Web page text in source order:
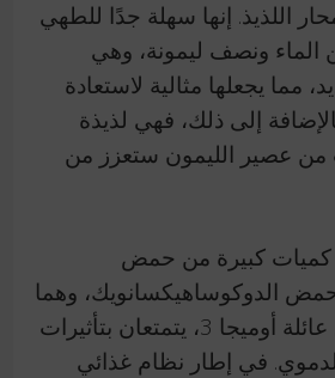
اللذيذ. إنها سهلة جدًا للطهي
الماء ونصف ليمونة، وهي
مما يجعلها مثالية لاستعادة
إلى ذلك، فهي لذيذة
من عصير الليمون ستعزز من
كميات كبيرة من حمض
الدوكوساهيكسانويك، وهما
حمضين دهنيين من عائلة أوميجا 3، يتمتعان بتأثيرات
في إطار نظام غذائي